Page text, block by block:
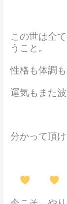
この世は全
うこと。
性格も体調も
運気もまた
分かって頂